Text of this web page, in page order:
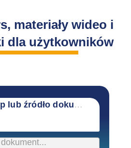
materiały wideo i
dla użytkowników
źródło dokumentu